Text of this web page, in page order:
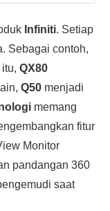
Infiniti. Setiap
Sebagai contoh,
QX80
Q50menjadi
memang
fitur
Monitor
pandangan 360
saat